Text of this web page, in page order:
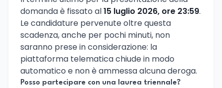
domanda è fissato al15 luglio 2026, ore 23:59.
Le candidature pervenute oltre questa
scadenza, anche per pochi minuti, non
saranno prese in considerazione: la
piattaforma telematica chiude in modo
automatico e non è ammessa alcuna deroga.
Posso partecipare con una laurea triennale?